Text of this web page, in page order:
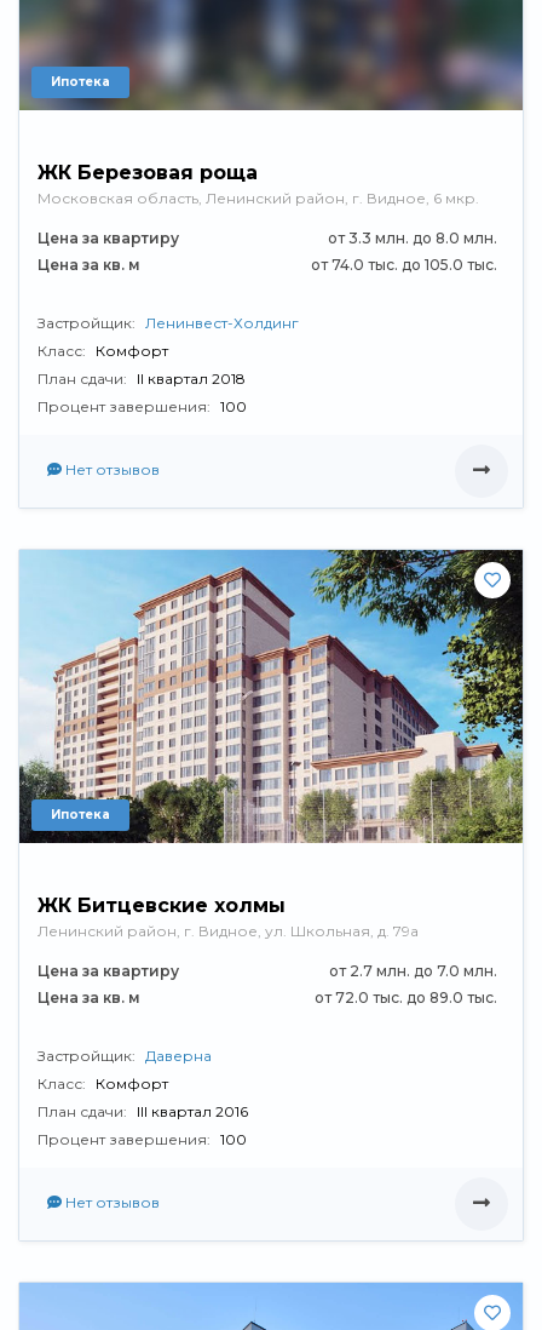
Ипотека
ЖК Березовая роща
Московская область, Ленинский район, г. Видное, 6 мкр.
Цена за квартиру
от 3.3 млн. до 8.0 млн.
Цена за кв. м
от 74.0 тыс. до 105.0 тыс.
Застройщик: Ленинвест-Холдинг
Класс:
Комфорт
План сдачи:
II квартал 2018
Процент завершения: 100
Нет отзывов
Ипотека
ЖК Битцевские холмы
Ленинский район, г. Видное, ул. Школьная, д. 79а
Цена за квартиру
от 2.7 млн. до 7.0 млн.
Цена за кв. м
от 72.0 тыс. до 89.0 тыс.
Застройщик: Даверна
Класс:
Комфорт
План сдачи:
III квартал 2016
Процент завершения: 100
Нет отзывов